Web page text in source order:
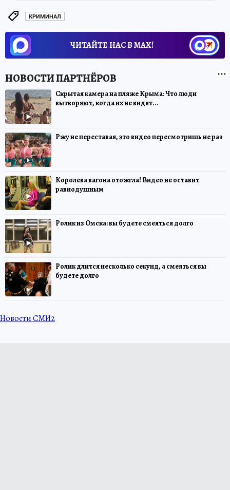
КРИМИНАЛ
ЧИТАЙТЕ НАС В МАХ!
Скрытая камера на пляже Крыма: Что люди
вытворяют, когда их не видят...
Ржу не переставая, это видео пересмотришь не раз
Королева вагона отожгла! Видео не оставит
равнодушным
Ролик из Омска: вы будете смеяться долго
Ролик длится несколько секунд, а смеяться вы
будете долго
Новости СМИ2